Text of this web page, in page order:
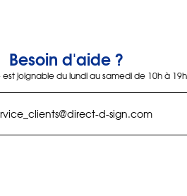
Besoin d'aide ?
joignable du lundi au samedi de 10h à 19h
d-sign.com